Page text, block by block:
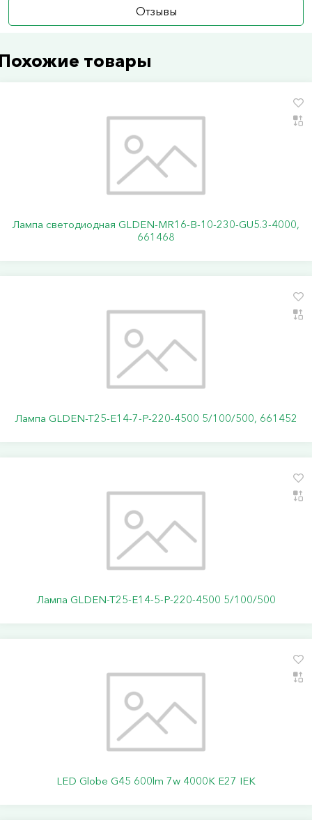
Отзывы
товары
Лампа светодиодная GLDEN-MR16-B-10-230-GU5.3-4000,
661468
Лампа GLDEN-T25-E14-7-P-220-4500 5/100/500, 661452
Лампа GLDEN-T25-E14-5-P-220-4500 5/100/500
LED Globe G45 600lm 7w 4000K E27 IEK